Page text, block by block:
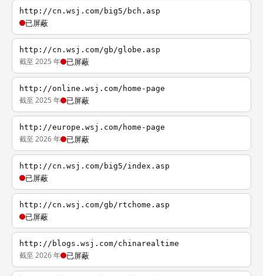
http://cn.wsj.com/big5/bch.asp
已屏蔽
http://cn.wsj.com/gb/globe.asp
截至 2025 年 已屏蔽
http://online.wsj.com/home-page
截至 2025 年 已屏蔽
http://europe.wsj.com/home-page
截至 2026 年 已屏蔽
http://cn.wsj.com/big5/index.asp
已屏蔽
http://cn.wsj.com/gb/rtchome.asp
已屏蔽
http://blogs.wsj.com/chinarealtime
截至 2026 年 已屏蔽